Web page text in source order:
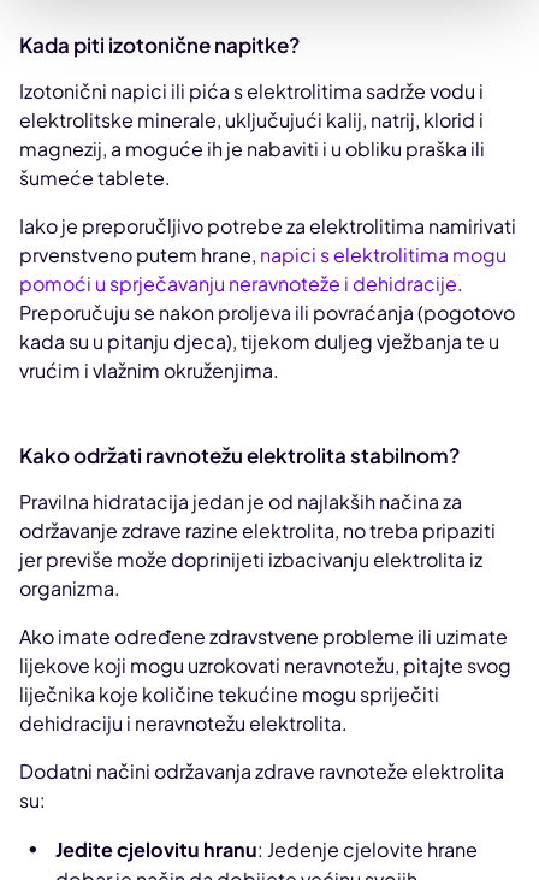
Kada piti izotonične napitke?
Izotonični napici ili pića s elektrolitima sadrže vodu i
elektrolitske minerale, uključujući kalij, natrij, klorid i
magnezij, a moguće ih je nabaviti i u obliku praška ili
šumeće tablete.
Iako je preporučljivo potrebe za elektrolitima namirivati
prvenstveno putem hrane, napici s elektrolitima mogu
pomoći u sprječavanju neravnoteže i dehidracije.
Preporučuju se nakon proljeva ili povraćanja (pogotovo
kada su u pitanju djeca), tijekom duljeg vježbanja te u
vrućim i vlažnim okruženjima.
Kako održati ravnotežu elektrolita stabilnom?
Pravilna hidratacija jedan je od najlakših načina za
održavanje zdrave razine elektrolita, no treba pripaziti
jer previše može doprinijeti izbacivanju elektrolita iz
organizma.
Ako imate određene zdravstvene probleme ili uzimate
lijekove koji mogu uzrokovati neravnotežu, pitajte svog
liječnika koje količine tekućine mogu spriječiti
dehidraciju i neravnotežu elektrolita.
Dodatni načini održavanja zdrave ravnoteže elektrolita
su:
Jedite cjelovitu hranu: Jedenje cjelovite hrane